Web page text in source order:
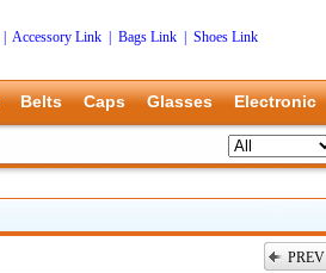
Accessory Link Bags Link
Shoes Link
Belts Caps Glasses Electronic
PREV